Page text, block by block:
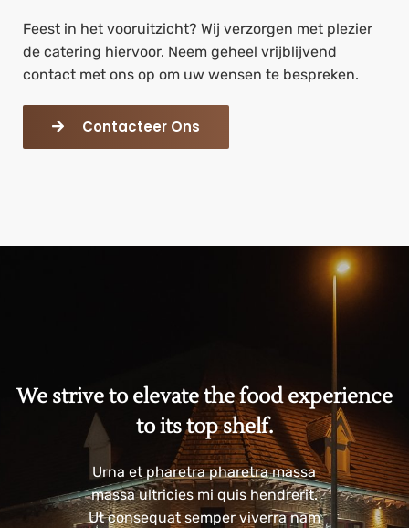
Feest in het vooruitzicht? Wij verzorgen met plezier
de catering hiervoor. Neem geheel vrijblijvend
contact met ons op om uw wensen te bespreken.
Contacteer Ons
We strive to elevate the food experience
to its top shelf.
Urna et pharetra pharetra massa
massa ultricies mi quis hendrerit.
Ut consequat semper viverra nam